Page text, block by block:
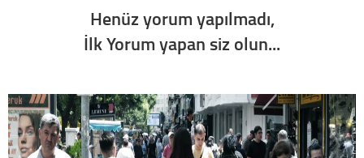
Henüz yorum yapılmadı,
İlk Yorum yapan siz olun...